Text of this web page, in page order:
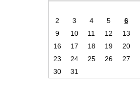
2
3 4 5 6
9
10 11 12 13
16
17 18 19 20
23
24 25 26 27
30
31